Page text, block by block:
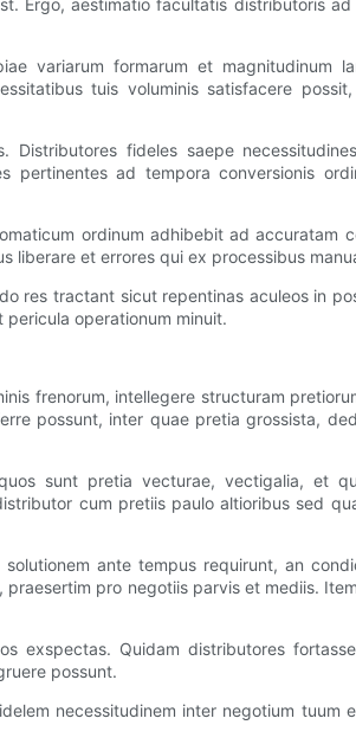
variarum formarum et magnitudinum
tuis voluminis satisfacere
fideles saepe
ad tempora conversionis
ordinum adhibebit ad accuratam
et errores qui ex processibus
res tractant sicut repentinas aculeos in
operationum minuit.
frenorum, intellegere structuram
possunt, inter quae pretia grossista,
sunt pretia vecturae, vectigalia, et
cum pretiis paulo altioribus sed
ante tempus requirunt, an
pro negotiis parvis et mediis.
exspectas. Quidam distributores
possunt.
necessitudinem inter negotium tuum